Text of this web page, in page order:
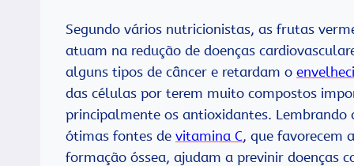
Segundo vários nutricionistas, as frutas
atuam na redução de doenças
alguns tipos de câncer e retardam o
das células por terem muito compostos
principalmente os antioxidantes. Lembrando
ótimas fontes de vitamina C, que favorecem a
formação óssea, ajudam a previnir doenças